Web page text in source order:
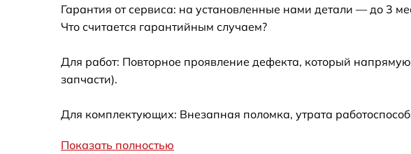
Замена термодатчика Brandt FP1061X
Гарантия от сервиса: на установленные нами детали — до 3
Что считается гарантийным случаем?
Для работ: Повторное проявление дефекта, который
запчасти).
Для комплектующих: Внезапная поломка, утрата
Показать полностью